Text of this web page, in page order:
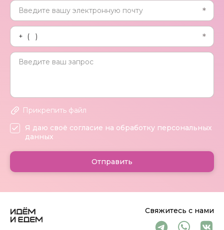
Свяжитесь с нами
Прикрепить файл
Я даю своё согласие на обработку персональных
данных
Отправить